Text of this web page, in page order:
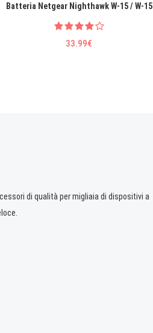
Batteria Netgear Nighthawk W-15 / W-15
33.99€
di qualità per migliaia di dispositivi a